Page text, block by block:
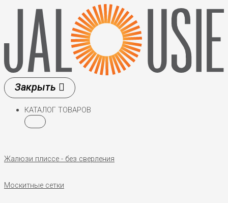
Перейти
содержимому
КАТАЛОГ ТОВАРОВ
Жалюзи плиссе - без сверления
Москитные сетки